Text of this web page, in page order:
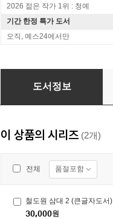
2026 젊은 작가 1위 : 청예
기간 한정 특가 도서
오직, 예스24에서만
철도원 삼대 1 (큰글자도서)
도서정보
이 상품의 시리즈 (2개)
전체 품절포함
철도원 삼대 2 (큰글자도서)
30,000원